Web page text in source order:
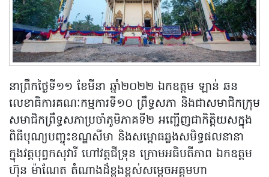
នាព្រឹកថ្ងៃទី១១ ខែមីនា ឆ្នាំ២០២២ ឯកឧត្តម ឡាន់ ឆន
លេខាធិការគណៈកម្មការទី១០ ព្រឹទ្ធសភា និងជាសមាជិកក្រុម
សមាជិកព្រឹទ្ធសភាប្រចាំភូមិភាគទី២ អញ្ជេីញជាកិត្តិយសក្នុង
ពិធីបុណ្យបញ្ចុះខណ្ឌសីមា និងសម្ពោធឆ្លងសមិទ្ធផលនានា
ក្នុងវត្តបុព្វកសុវារី ហៅវត្តជីទ្រុន ក្រោមអធិបតីភាព ឯកឧត្តម
ហ៊ុន ម៉ាណែត តំណាងដ៏ខ្ពងខ្ពស់សម្តេចអគ្គមហា